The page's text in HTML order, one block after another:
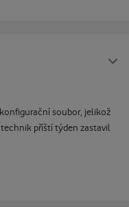
soubor, jelikož
příští týden zastavil